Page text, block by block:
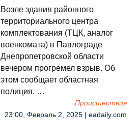
Возле здания районного
территориального центра
комплектования (ТЦК, аналог
военкомата) в Павлограде
Днепропетровской области
вечером прогремел взрыв. Об
этом сообщает областная
полиция. …
Происшествия
23:00, Февраль 2, 2025 | eadaily.com